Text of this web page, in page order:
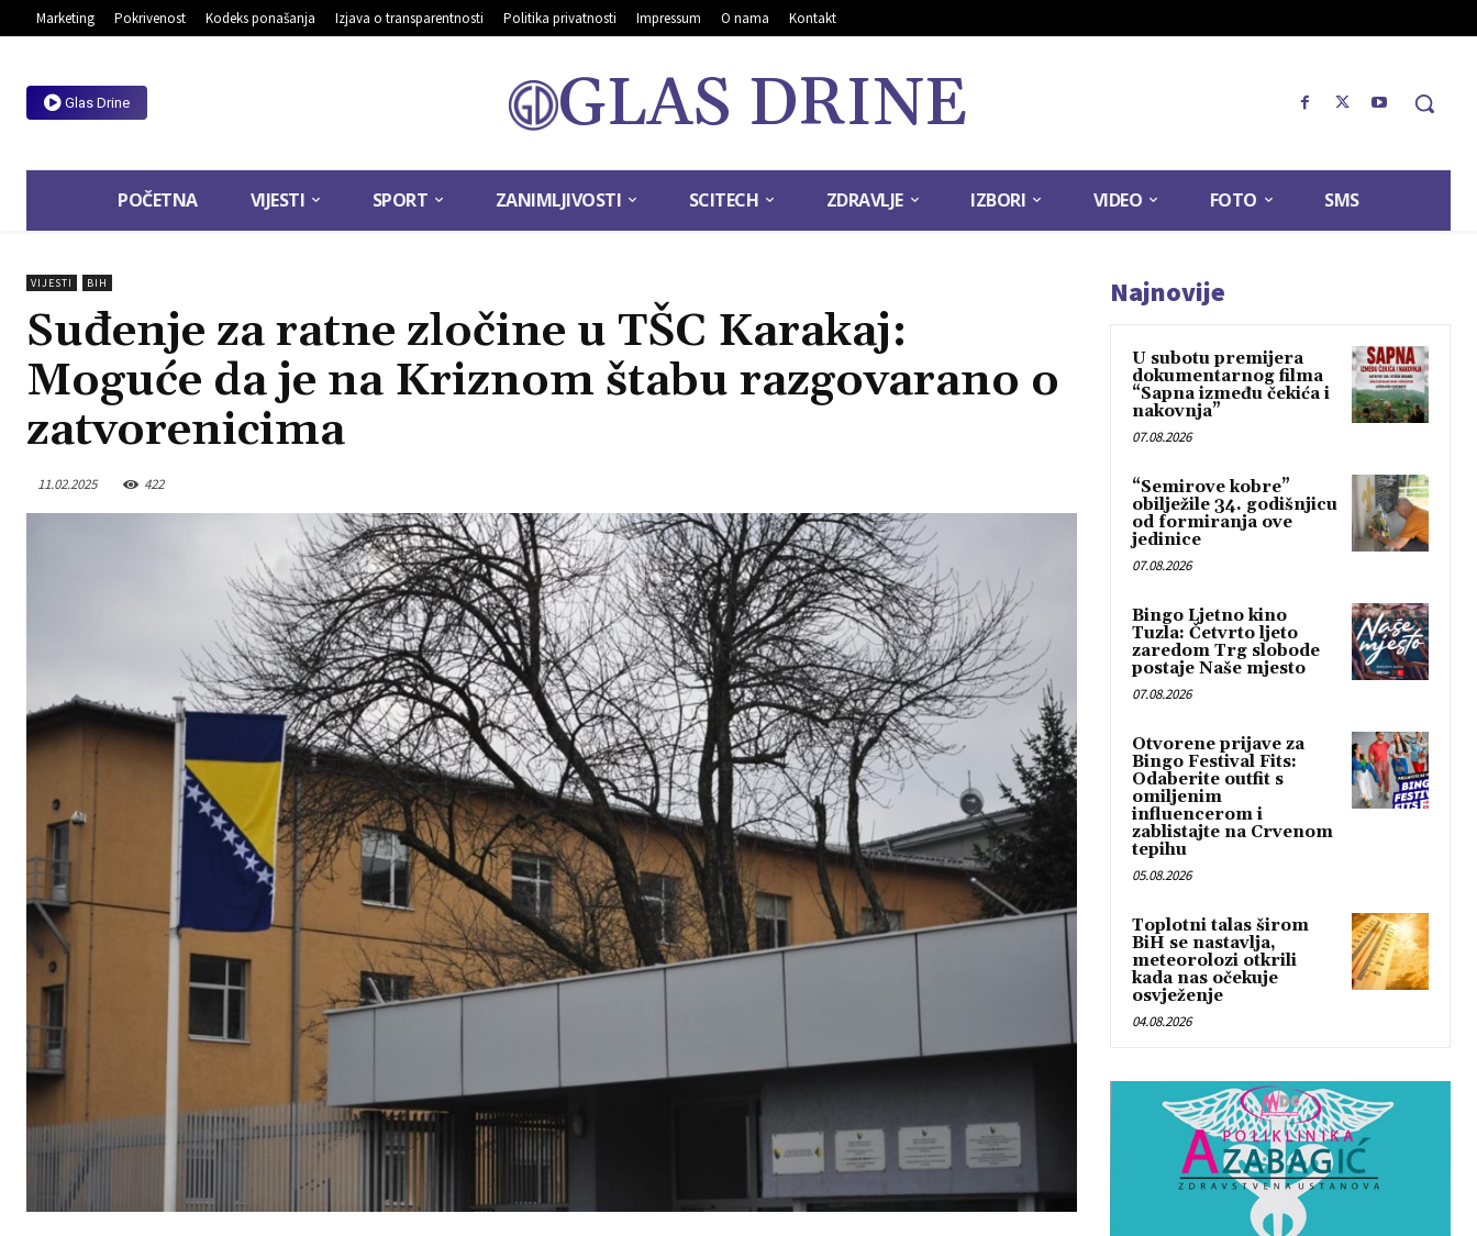
Marketing Pokrivenost Kodeks ponašanja Izjava o transparentnosti Politika privatnosti Impressum O nama Kontakt
Glas Drine GLAS DRINE
POČETNA VIJESTI SPORT ZANIMLJIVOSTI SCITECH ZDRAVLJE IZBORI VIDEO FOTO SMS
VIJESTI BIH
Suđenje za ratne zločine u TŠC Karakaj:
Moguće da je na Kriznom štabu razgovarano o
zatvorenicima
11.02.2025 422
Najnovije
U subotu premijera
dokumentarnog filma
“Sapna između čekića i
nakovnja”
07.08.2026
“Semirove kobre”
obilježile 34. godišnjicu
od formiranja ove
jedinice
07.08.2026
Bingo Ljetno kino
Tuzla: Četvrto ljeto
zaredom Trg slobode
postaje Naše mjesto
07.08.2026
Otvorene prijave za
Bingo Festival Fits:
Odaberite outfit s
omiljenim
influencerom i
zablistajte na Crvenom
tepihu
05.08.2026
Toplotni talas širom
BiH se nastavlja,
meteorolozi otkrili
kada nas očekuje
osvježenje
04.08.2026